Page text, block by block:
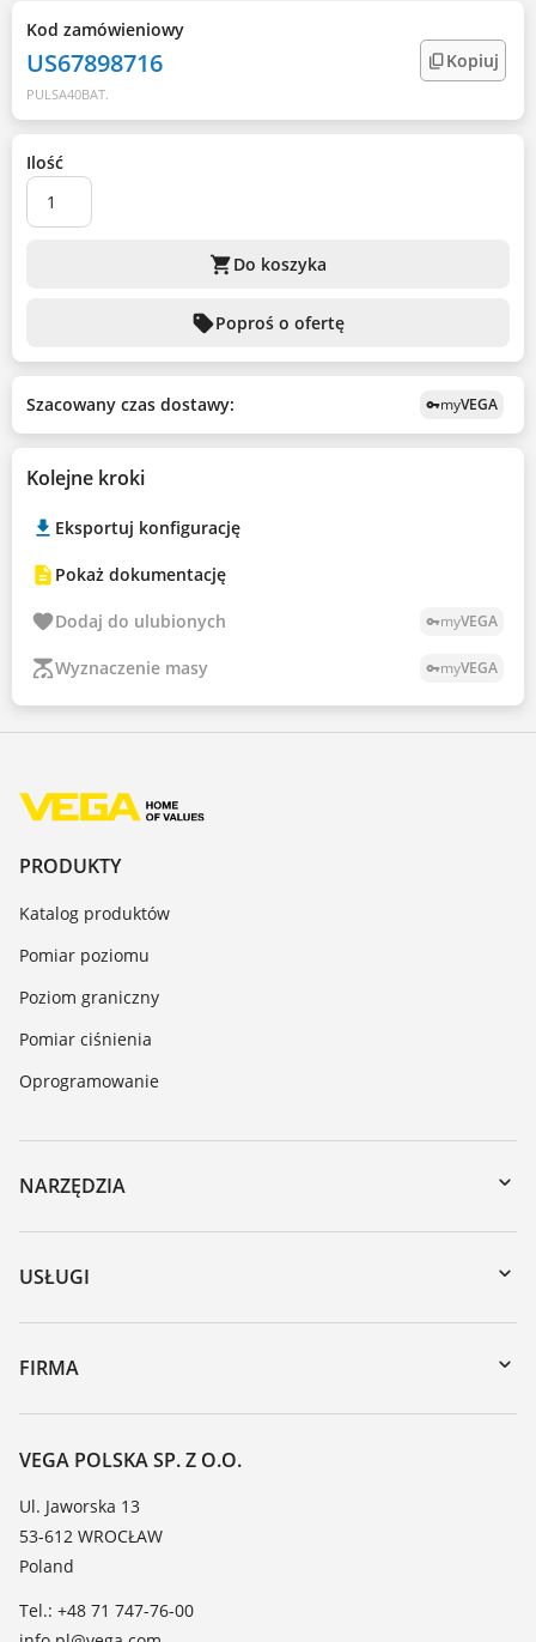
Kod zamówieniowy
US67898716
PULSA40BAT.
Kopiuj
Ilość
shopping_cartDo koszyka
sellPoproś o ofertę
Szacowany czas dostawy: vpn_keymyVEGA
Kolejne kroki
Eksportuj konfigurację
Pokaż dokumentację
Dodaj do ulubionych vpn_keymyVEGA
Wyznaczenie masy vpn_keymyVEGA
PRODUKTY
Katalog produktów
Pomiar poziomu
Poziom graniczny
Pomiar ciśnienia
Oprogramowanie
NARZĘDZIA
Do pobrania
Wyszukiwanie po numerze seryjnym
DTM Collection/PACTware
USŁUGI
Naprawa
Szkolenia
Tabela odporności chemicznej
TeamViewer
FIRMA
O firmie VEGA
Kontakt
Aktualności
Media
Blog
VEGA POLSKA SP. Z O.O.
Ul. Jaworska 13
53-612 WROCŁAW
Poland
Tel.: +48 71 747-76-00